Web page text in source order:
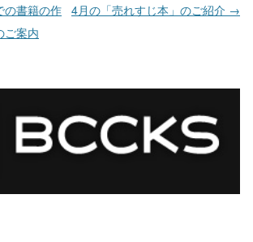
の書籍の作
ご案内
4月の「売れすじ本」のご紹介 →